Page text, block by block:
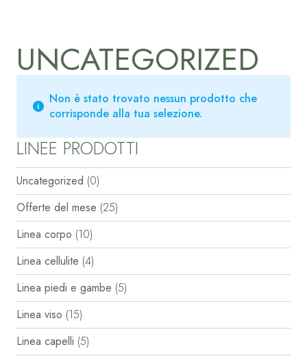
UNCATEGORIZED
Non è stato trovato nessun prodotto che
corrisponde alla tua selezione.
LINEE PRODOTTI
Uncategorized (0)
Offerte del mese (25)
Linea corpo (10)
Linea cellulite (4)
Linea piedi e gambe (5)
Linea viso (15)
Linea capelli (5)